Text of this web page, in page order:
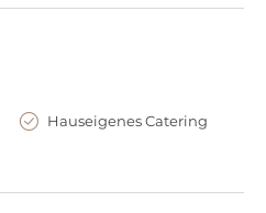
Hauseigenes Catering